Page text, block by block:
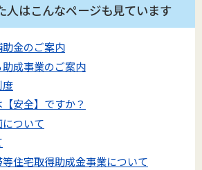
人はこんなページも見ています
金のご案内
成事業のご案内
度
安全】ですか？
ついて
住宅取得助成金事業について